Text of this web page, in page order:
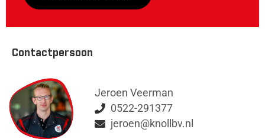
Contactpersoon
Jeroen Veerman
0522-291377
jeroen@knollbv.nl